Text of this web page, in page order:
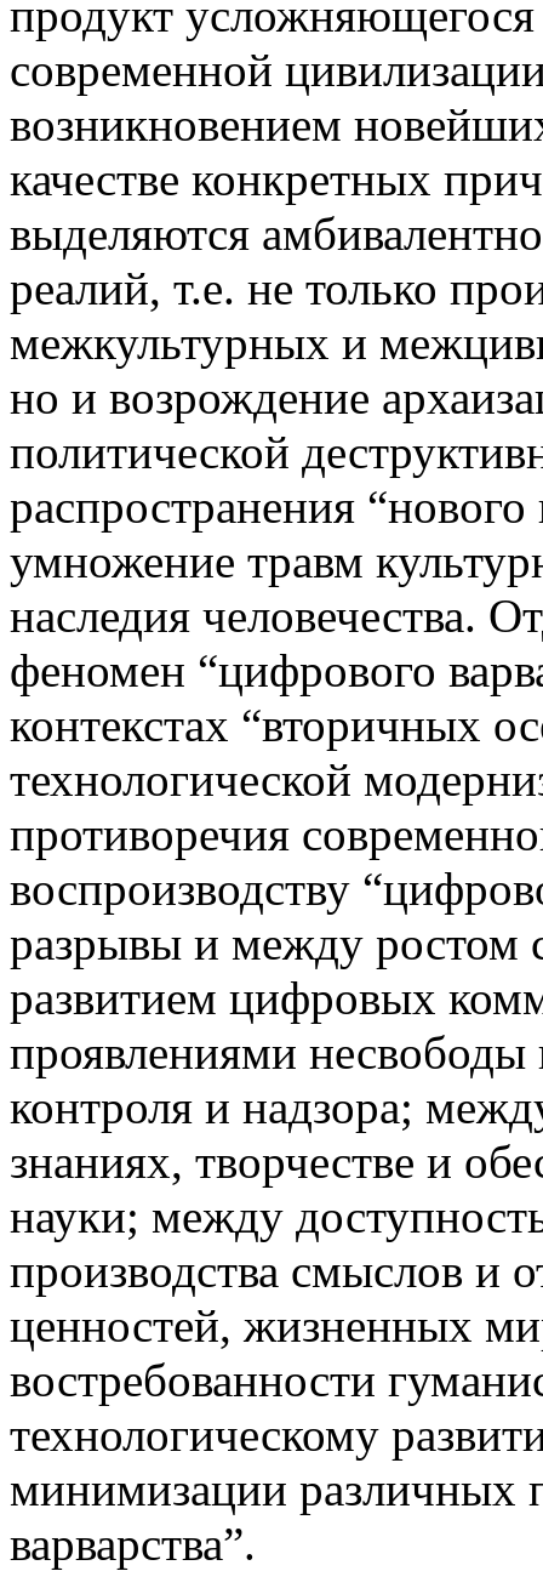
продукт усложняющегося
современной
возникновением
качестве конкретных
выделяются
реалий, т.е. не только
межкультурных и
но и возрождение
политической
распространения “нового
умножение травм
наследия человечества.
феномен “цифрового
контекстах “вторичных
технологической
противоречия
воспроизводству
разрывы и между ростом
развитием цифровых
проявлениями
контроля и надзора;
знаниях, творчестве и
науки; между
производства смыслов и
ценностей, жизненных
востребованности
технологическому
минимизации различных
варварства”.